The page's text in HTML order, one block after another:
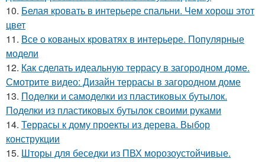
10. Белая кровать в интерьере спальни. Чем хорош этот
цвет
11. Все о кованых кроватях в интерьере. Популярные
модели
12. Как сделать идеальную террасу в загородном доме.
Смотрите видео: Дизайн террасы в загородном доме
13. Поделки и самоделки из пластиковых бутылок.
Поделки из пластиковых бутылок своими руками
14. Террасы к дому проекты из дерева. Выбор
конструкции
15. Шторы для беседки из ПВХ морозоустойчивые.